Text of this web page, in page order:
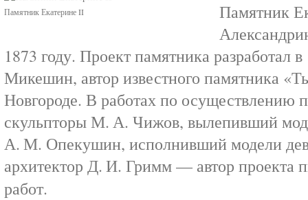
Памятник Екатерине II
Памятник
1873 году. Проект памятника разработал
Микешин, автор известного памятника
Новгороде. В работах по осуществлению
скульпторы М. А. Чижов, вылепивший
А. М. Опекушин, исполнивший модели
архитектор Д. И. Гримм — автор проекта
работ.